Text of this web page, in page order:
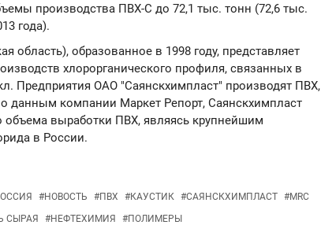
производства ПВХ-С до 72,1 тыс. тонн (72,6 тыс.
года).
область), образованное в 1998 году, представляет
хлорорганического профиля, связанных в
Предприятия ОАО "Саянскхимпласт" производят ПВХ,
данным компании Маркет Репорт, Саянскхимпласт
объема выработки ПВХ, являясь крупнейшим
в России.
#НОВОСТЬ #ПВХ #КАУСТИК #САЯНСКХИМПЛАСТ #MRC
СЫРАЯ #НЕФТЕХИМИЯ #ПОЛИМЕРЫ